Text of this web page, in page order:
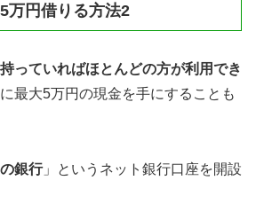
万円借りる方法2
っていればほとんどの方が利用でき
最大5万円の現金を手にすることも
銀行」というネット銀行口座を開設